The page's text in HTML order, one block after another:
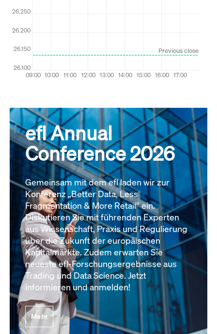
efl Annual
Conference 2026
Gemeinsam mit dem efl laden wir zur
Konferenz „Better Data, Less
Fragmentation & More Retail“ ein.
Diskutieren Sie mit führenden Experten
aus Wissenschaft, Praxis und Regulierung
über die Zukunft der europäischen
Kapitalmärkte. Zudem erwarten Sie
neueste efl-Forschungsergebnisse aus
Trading und Data Science. Jetzt
informieren und anmelden!
Mehr